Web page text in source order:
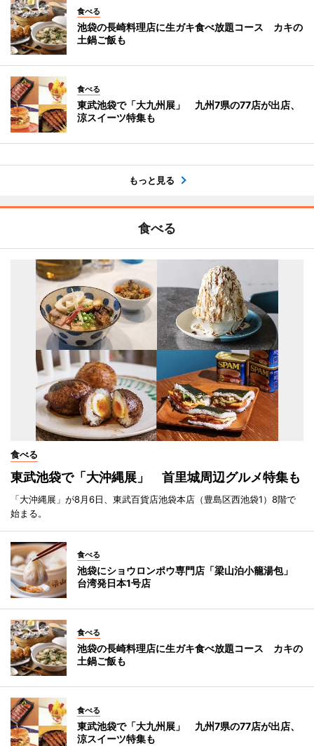
食べる
池袋の長崎料理店に生ガキ食べ放題コース カキの
土鍋ご飯も
食べる
東武池袋で「大九州展」 九州7県の77店が出店、
涼スイーツ特集も
もっと見る
食べる
食べる
東武池袋で「大沖縄展」 首里城周辺グルメ特集も
「大沖縄展」が8月6日、東武百貨店池袋本店（豊島区西池袋1）8階で
始まる。
食べる
池袋にショウロンポウ専門店「梁山泊小籠湯包」
台湾発日本1号店
食べる
池袋の長崎料理店に生ガキ食べ放題コース カキの
土鍋ご飯も
食べる
東武池袋で「大九州展」 九州7県の77店が出店、
涼スイーツ特集も